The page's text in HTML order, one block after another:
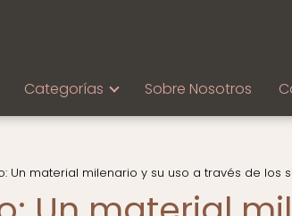
Categorías Sobre Nosotros
Un material milenario y su uso a través de los